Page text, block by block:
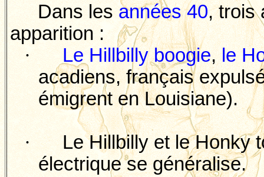
Dans lesannées 40, trois
apparition :
·
LeHillbilly boogie,le
acadiens, français
émigrent en Louisiane).
· LeHillbillyet leHonky
électrique se généralise.